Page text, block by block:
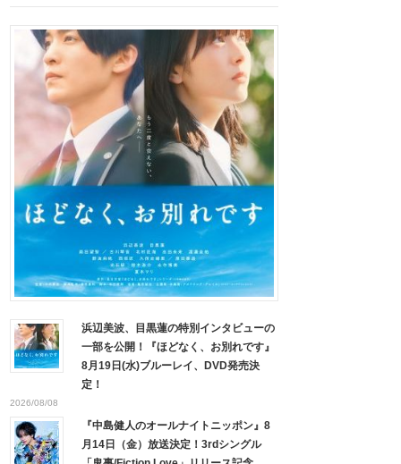
浜辺美波、目黒蓮の特別インタビューの
一部を公開！『ほどなく、お別れです』
8月19日(水)ブルーレイ、DVD発売決
定！
2026/08/08
『中島健人のオールナイトニッポン』8
月14日（金）放送決定！3rdシングル